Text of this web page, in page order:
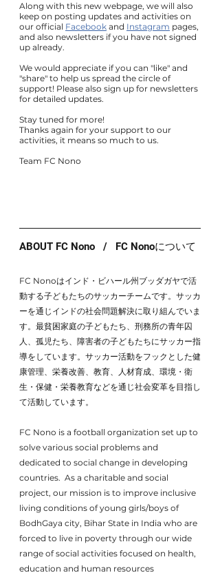
Along with this new webpage, we will also
keep on posting updates and activities on
our official Facebook and Instagram pages,
and also newsletters if you have not signed
up already.
We would appreciate if you can "like" and
"share" to help us spread the circle of
support! Please also sign up for newsletters
for detailed updates.
Stay tuned for more!
Thanks again for your support to our
activities, it means so much to us.
Team FC Nono
ABOUT FC Nono   /   FC Nonoについて
FC Nonoはインド・ビハール州ブッダガヤで活
動する子どもたちのサッカーチームです。サッカ
ーを通じインドの社会問題解決に取り組んでいま
す。最貧困家庭の子どもたち、刑務所の青年囚
人、孤児たち、障害者の子どもたちにサッカー指
導をしています。サッカー活動をフックとした健
康管理、栄養改善、教育、人材育成、環境・衛
生・保健・栄養教育などを通じ社会変革を目指し
て活動しています。
FC Nono is a football organization set up to
solve various social problems and
dedicated to social change in developing
countries.  As a charitable and social
project, our mission is to improve inclusive
living conditions of young girls/boys of
BodhGaya city, Bihar State in India who are
forced to live in poverty through our wide
range of social activities focused on health,
education and human resources